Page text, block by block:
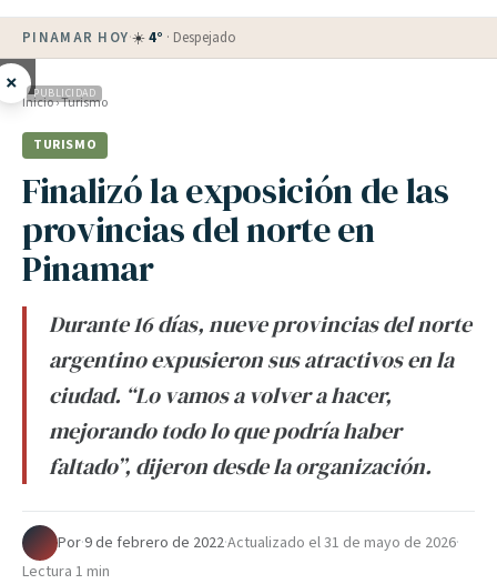
PINAMAR HOY·💵 Dólar blue$1525
× PUBLICIDAD
Inicio›Turismo
TURISMO
Finalizó la exposición de las
provincias del norte en
Pinamar
Durante 16 días, nueve provincias del norte
argentino expusieron sus atractivos en la
ciudad. “Lo vamos a volver a hacer,
mejorando todo lo que podría haber
faltado”, dijeron desde la organización.
Por·9 de febrero de 2022·Actualizado el31 de mayo de 2026·
Lectura 1 min